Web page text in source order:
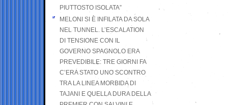
PIUTTOSTO ISOLATA”
MELONI SI È INFILATA DA SOLA
NEL TUNNEL. L’ESCALATION
DI TENSIONE CON IL
GOVERNO SPAGNOLO ERA
PREVEDIBILE: TRE GIORNI FA
C’ERA STATO UNO SCONTRO
TRA LA LINEA MORBIDA DI
TAJANI E QUELLA DURA DELLA